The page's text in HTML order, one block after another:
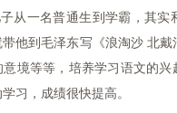
从一名普通生到学霸，其
他到毛泽东写《浪淘沙 北
境等等，培养学习语文的
习，成绩很快提高。